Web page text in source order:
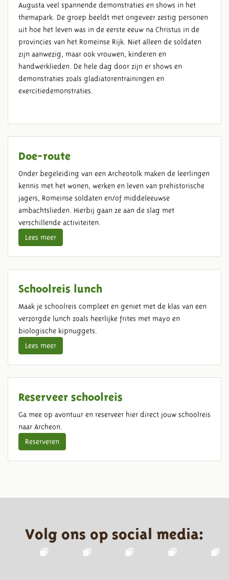
Augusta veel spannende demonstraties en shows in het
themapark. De groep beeldt met ongeveer zestig personen
uit hoe het leven was in de eerste eeuw na Christus in de
provincies van het Romeinse Rijk. Niet alleen de soldaten
zijn aanwezig, maar ook vrouwen, kinderen en
handwerklieden. De hele dag door zijn er shows en
demonstraties zoals gladiatorentrainingen en
exercitiedemonstraties.
Doe-route
Onder begeleiding van een Archeotolk maken de leerlingen
kennis met het wonen, werken en leven van prehistorische
jagers, Romeinse soldaten en/of middeleeuwse
ambachtslieden. Hierbij gaan ze aan de slag met
verschillende activiteiten.
Lees meer
Schoolreis lunch
Maak je schoolreis compleet en geniet met de klas van een
verzorgde lunch zoals heerlijke frites met mayo en
biologische kipnuggets.
Lees meer
Reserveer schoolreis
Ga mee op avontuur en reserveer hier direct jouw schoolreis
naar Archeon.
Reserveren
Volg ons op social media: